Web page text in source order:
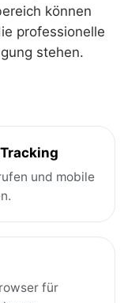
können
professionelle
stehen.
und mobile
für